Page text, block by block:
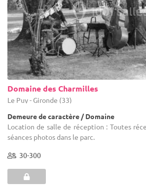
Domaine des Charmilles
Le Puy - Gironde (33)
Demeure de caractère / Domaine
Location de salle de réception : Toutes
séances photos dans le parc.
30-300